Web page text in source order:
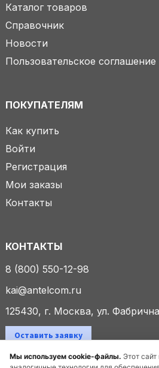
Мы используем cookie-файлы. Этот
Каталог товаров
Справочник
Новости
Пользовательское соглашение
ПОКУПАТЕЛЯМ
Как купить
Войти
Регистрация
Мои заказы
Контакты
КОНТАКТЫ
8 (800) 550-12-98
kai@antelcom.ru
125430, г. Москва, ул.
Оставить заявку